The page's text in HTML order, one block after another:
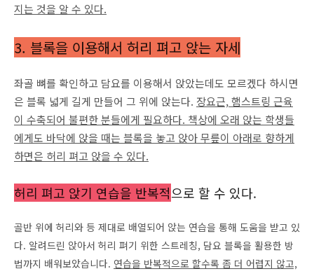
지는 것을 알 수 있다.
3. 블록을 이용해서 허리 펴고 앉는 자세
좌골 뼈를 확인하고 담요를 이용해서 앉았는데도 모르겠다 하시면
은 블록 넓게 길게 만들어 그 위에 앉는다. 장요근, 햄스트링 근육
이 수축되어 불편한 분들에게 필요하다. 책상에 오래 앉는 학생들
에게도 바닥에 앉을 때는 블록을 놓고 앉아 무릎이 아래로 향하게
하면은 허리 펴고 앉을 수 있다.
허리 펴고 앉기 연습을 반복적으로 할 수 있다.
골반 위에 허리와 등 제대로 배열되어 앉는 연습을 통해 도움을 받고 있
다. 알려드린 앉아서 허리 펴기 위한 스트레칭, 담요 블록을 활용한 방
법까지 배워보았습니다. 연습을 반복적으로 할수록 좀 더 어렵지 않고,